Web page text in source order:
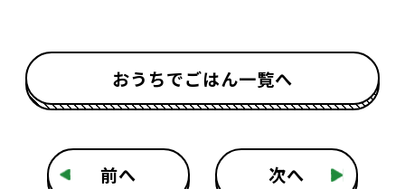
前へ
おうちでごはん一覧へ
次へ